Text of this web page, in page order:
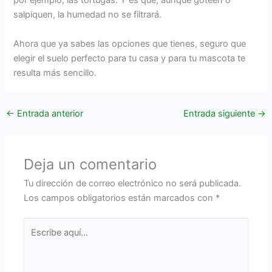
salpiquen, la humedad no se filtrará.
Ahora que ya sabes las opciones que tienes, seguro que
elegir el suelo perfecto para tu casa y para tu mascota te
resulta más sencillo.
← Entrada anterior Entrada siguiente →
Deja un comentario
Tu dirección de correo electrónico no será publicada.
Los campos obligatorios están marcados con *